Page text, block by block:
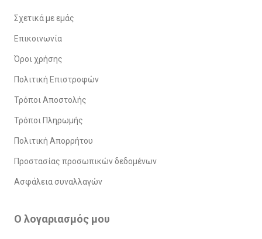
Σχετικά με εμάς
Επικοινωνία
Όροι χρήσης
Πολιτική Επιστροφών
Τρόποι Αποστολής
Τρόποι Πληρωμής
Πολιτική Απορρήτου
Προστασίας προσωπικών δεδομένων
Ασφάλεια συναλλαγών
Ο λογαριασμός μου